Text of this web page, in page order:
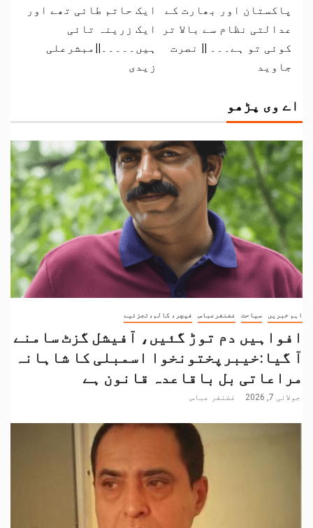
پاکستان اور بھارت کے
عدالتی نظام سے بالا تر
کوئی تو ہے۔۔۔ || نصرت
جاوید
ایک حاتم طائی تھے اور
ایک زرینہ تائی
ہیں۔۔۔۔۔||مبشرعلی
زیدی
اے وی پڑھو
اہم خبریں سیاحت غضنفرعباس فیچر، کالم،تجزئیے
افواہیں دم توڑ گئیں، آفیشل گزٹ سامنے
آ گیا:خیبرپختونخوا اسمبلی کا شاہانہ
مراعاتی بل باقاعدہ قانون ہے
جولائی 7, 2026 غضنفر عباس